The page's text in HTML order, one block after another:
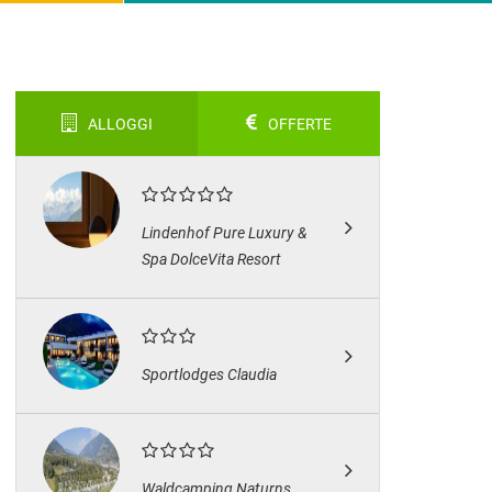
ALLOGGI OFFERTE
Lindenhof Pure Luxury &
Spa DolceVita Resort
Sportlodges Claudia